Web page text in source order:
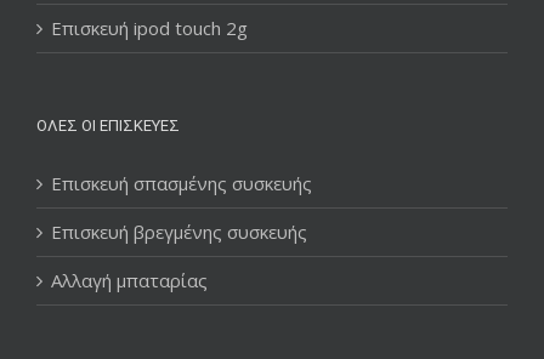
Επισκευή ipod touch 2g
ΌΛΕΣ ΟΙ ΕΠΙΣΚΕΥΈΣ
Επισκευή σπασμένης συσκευής
Επισκευή βρεγμένης συσκευής
Αλλαγή μπαταρίας